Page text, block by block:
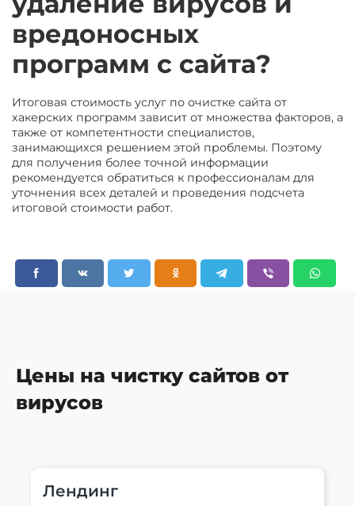
вредоносных
программ с сайта?
Итоговая стоимость услуг по очистке сайта от
хакерских программ зависит от множества факторов, а
также от компетентности специалистов,
занимающихся решением этой проблемы. Поэтому
для получения более точной информации
рекомендуется обратиться к профессионалам для
уточнения всех деталей и проведения подсчета
итоговой стоимости работ.
Цены на чистку сайтов от
вирусов
Лендинг